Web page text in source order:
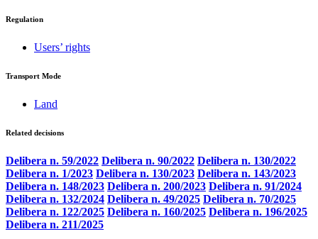
Regulation
Users’ rights
Transport Mode
Land
Related decisions
Delibera n. 59/2022 Delibera n. 90/2022 Delibera n. 130/2022
Delibera n. 1/2023 Delibera n. 130/2023 Delibera n. 143/2023
Delibera n. 148/2023 Delibera n. 200/2023 Delibera n. 91/2024
Delibera n. 132/2024 Delibera n. 49/2025 Delibera n. 70/2025
Delibera n. 122/2025 Delibera n. 160/2025 Delibera n. 196/2025
Delibera n. 211/2025